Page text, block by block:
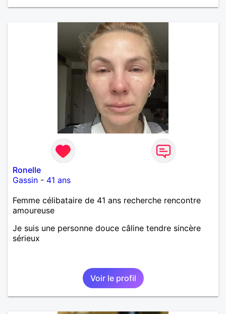
Ronelle
Gassin - 41 ans
Femme célibataire de 41 ans recherche rencontre
amoureuse
Je suis une personne douce câline tendre sincère
sérieux
Voir le profil